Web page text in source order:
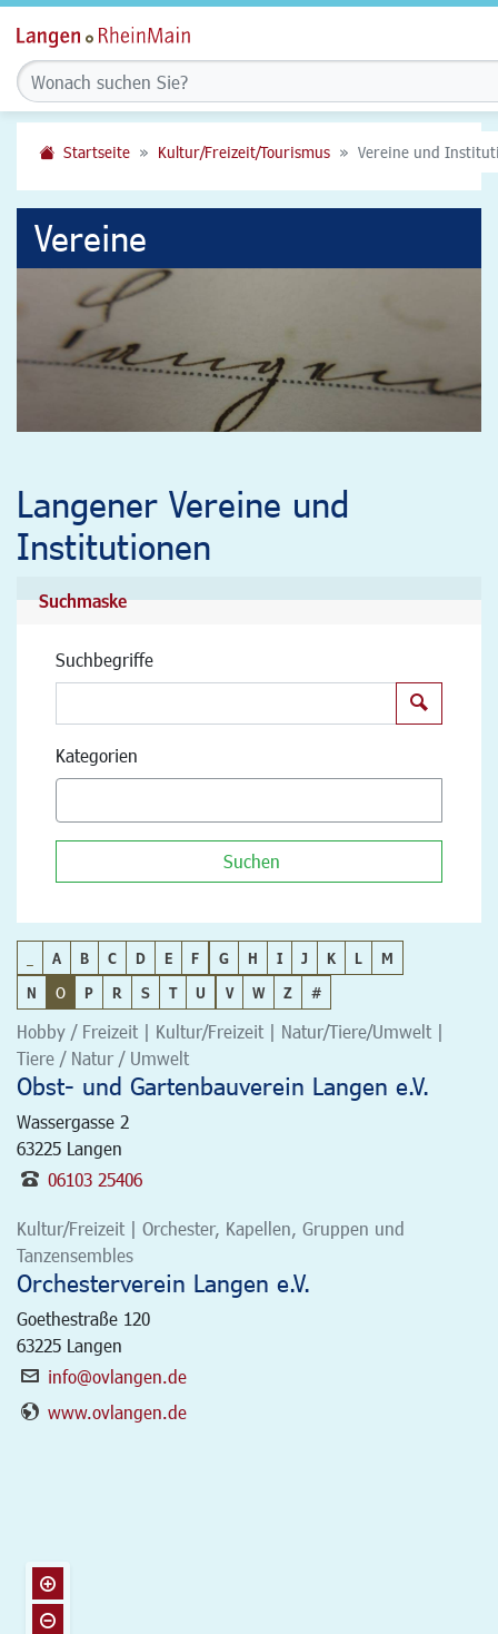
Startseite Kultur/Freizeit/Tourismus Vereine und
Vereine
Langener Vereine und
Institutionen
Suchmaske
Suchbegriffe
Kategorien
Suchen
A B C D E F G H I J K L
M
N
O P R S T U V W Z #
Hobby / Freizeit | Kultur/Freizeit | Natur/Tiere/Umwelt |
Tiere / Natur / Umwelt
Obst- und Gartenbauverein Langen e.V.
Wassergasse 2
63225 Langen
06103 25406
Kultur/Freizeit | Orchester, Kapellen, Gruppen und
Tanzensembles
Orchesterverein Langen e.V.
Goethestraße 120
63225 Langen
info@ovlangen.de
www.ovlangen.de